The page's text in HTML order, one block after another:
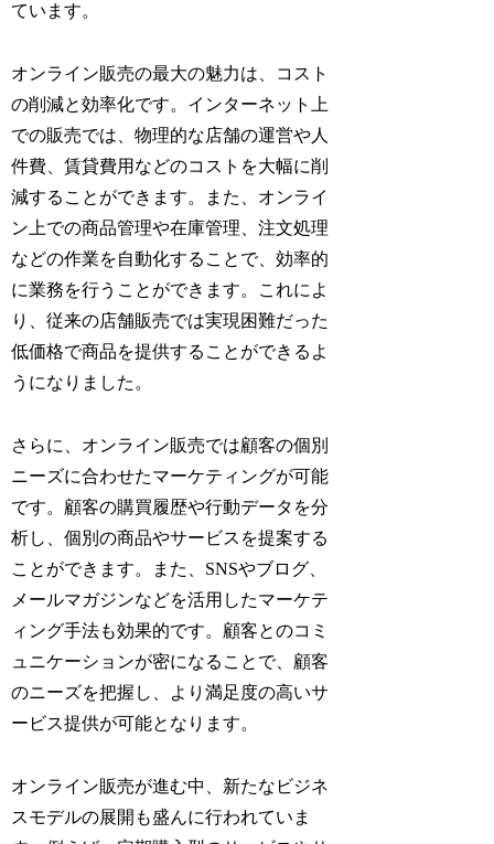
ています。
オンライン販売の最大の魅力は、コスト
の削減と効率化です。インターネット上
での販売では、物理的な店舗の運営や人
件費、賃貸費用などのコストを大幅に削
減することができます。また、オンライ
ン上での商品管理や在庫管理、注文処理
などの作業を自動化することで、効率的
に業務を行うことができます。これによ
り、従来の店舗販売では実現困難だった
低価格で商品を提供することができるよ
うになりました。
さらに、オンライン販売では顧客の個別
ニーズに合わせたマーケティングが可能
です。顧客の購買履歴や行動データを分
析し、個別の商品やサービスを提案する
ことができます。また、SNSやブログ、
メールマガジンなどを活用したマーケテ
ィング手法も効果的です。顧客とのコミ
ュニケーションが密になることで、顧客
のニーズを把握し、より満足度の高いサ
ービス提供が可能となります。
オンライン販売が進む中、新たなビジネ
スモデルの展開も盛んに行われていま